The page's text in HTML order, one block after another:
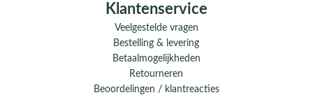
Klantenservice
Veelgestelde vragen
Bestelling & levering
Betaalmogelijkheden
Retourneren
Beoordelingen / klantreacties